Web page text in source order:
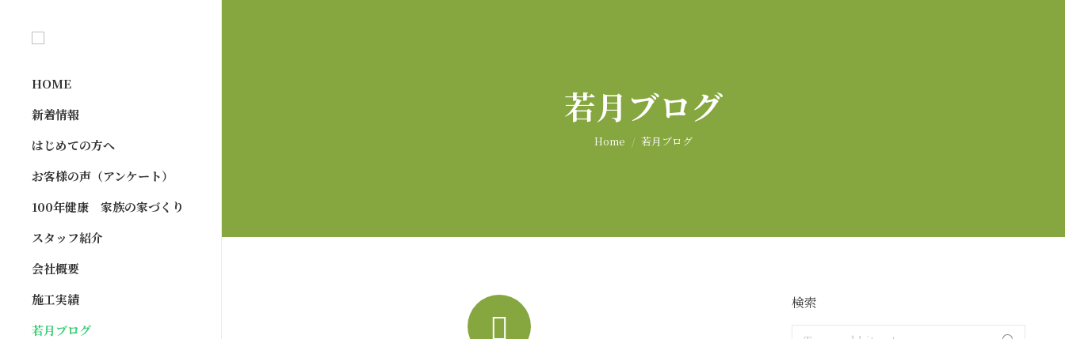
HOME
新着情報
はじめての方へ
お客様の声（アンケート）
100年健康 家族の家づくり
スタッフ紹介
会社概要
施工実績
若月ブログ
若月ブログ
You are here:
Home 若月ブログ
検索